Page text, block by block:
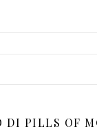
DI PILLS OF